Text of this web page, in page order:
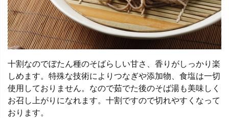
十割なのでぼたん種のそばらしい甘さ、香りがしっかり楽
しめます。特殊な技術によりつなぎや添加物、食塩は一切
使用しておりません。なので茹でた後のそば湯も美味しく
お召し上がりになれます。十割ですので切れやすくなって
おります。